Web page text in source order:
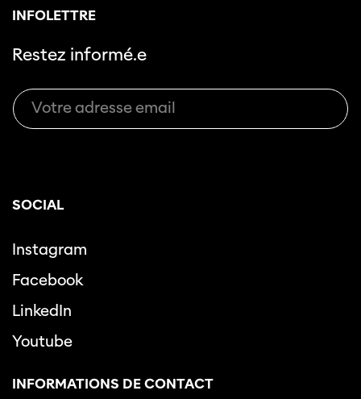
INFOLETTRE
Restez informé.e
SOCIAL
Instagram
Facebook
LinkedIn
Youtube
INFORMATIONS DE CONTACT